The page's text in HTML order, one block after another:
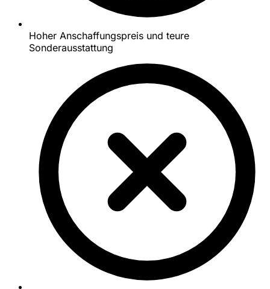
Hoher Anschaffungspreis und teure
Sonderausstattung